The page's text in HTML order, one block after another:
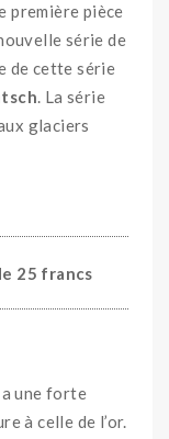
première pièce
série de
de cette série
. La série
glaciers
25 francs
a une forte
à celle de l’or.